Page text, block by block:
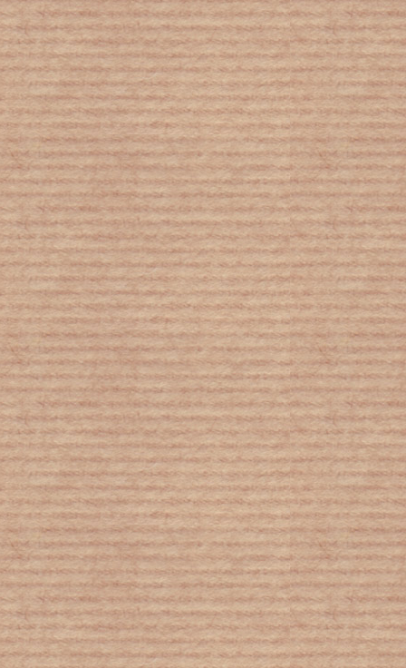
Σεισμός : Βυθίστηκε 40 εκατοστά η γη
στην Ελασσόνα
Μετάλλαξη Βραζιλίας: Πιο
μολυσματική – Μπορεί να κολλήσουν
άτομα που ανάρρωσαν από άλλες
μεταλλάξεις